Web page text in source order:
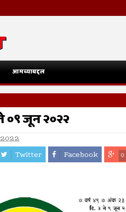
आमच्याबद्दल
०९ जून २०२२
Twitter Facebook 0